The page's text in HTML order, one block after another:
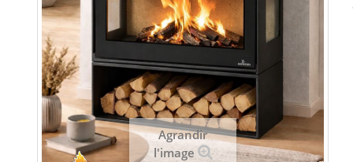
Agrandir
l'image